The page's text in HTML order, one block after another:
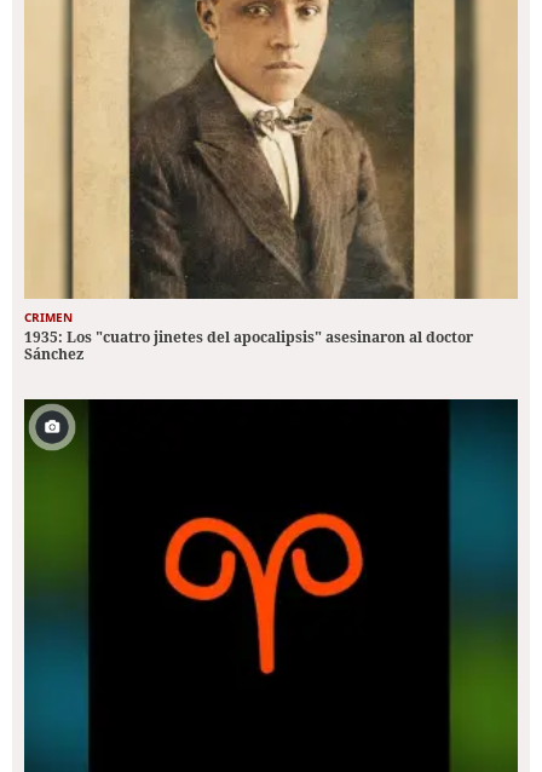
CRIMEN
1935: Los "cuatro jinetes del apocalipsis" asesinaron al doctor
Sánchez